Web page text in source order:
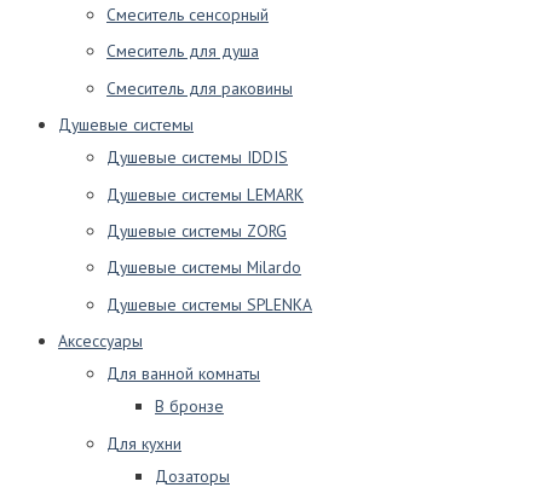
Смеситель сенсорный
Смеситель для душа
Смеситель для раковины
Душевые системы
Душевые системы IDDIS
Душевые системы LEMARK
Душевые системы ZORG
Душевые системы Milardo
Душевые системы SPLENKA
Аксессуары
Для ванной комнаты
В бронзе
Для кухни
Дозаторы